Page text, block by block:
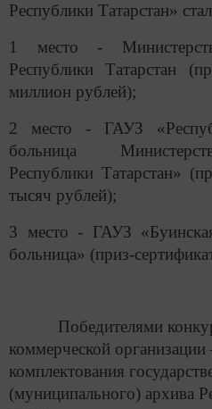
Республики Татарстан»
1 место -
Республики Татарстан
миллион рублей);
2 место - ГАУЗ
больница
Республики Татарстан»
тысяч рублей);
3 место - ГАУЗ
больница» (приз-
Победителями
коммерческой организации
комплектования
(муниципального) архива